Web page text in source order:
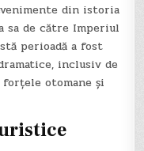
din istoria
sa de către Imperiul
perioadă a fost
inclusiv de
otomane și